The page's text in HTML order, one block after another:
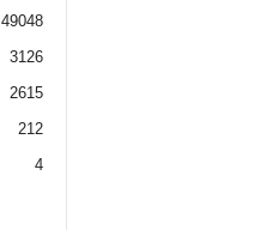
49048
3126
2615
212
4